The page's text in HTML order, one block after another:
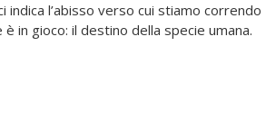
in gioco: il destino della specie umana.